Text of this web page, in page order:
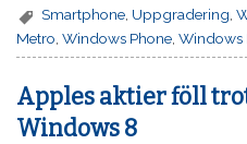
Smartphone Uppgradering ,
Metro ,Windows Phone ,Windows
Apples aktier föll
Windows 8